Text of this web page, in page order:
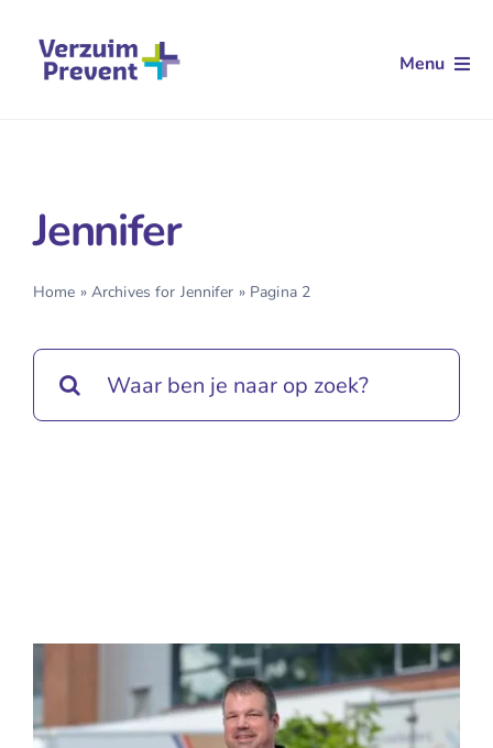
inhoud
Menu
Klantverhalen
Kennis
Over ons
Contact
Jennifer
Home » Archives for Jennifer » Pagina 2
Zoeken
naar: